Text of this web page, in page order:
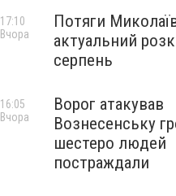
Потяги
актуальний
серпень
17:10
Вчора
Ворог атакував
Вознесенську
шестеро людей
постраждали
16:05
Вчора